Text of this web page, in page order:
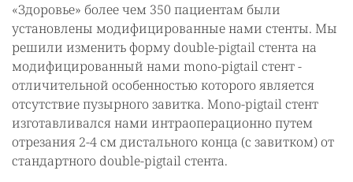
«Здоровье» более чем 350 пациентам были
установлены модифицированные нами стенты. Мы
решили изменить форму double-pigtail стента на
модифицированный нами mono-pigtail стент -
отличительной особенностью которого является
отсутствие пузырного завитка. Mono-pigtail стент
изготавливался нами интраоперационно путем
отрезания 2-4 см дистального конца (с завитком) от
стандартного double-pigtail стента.